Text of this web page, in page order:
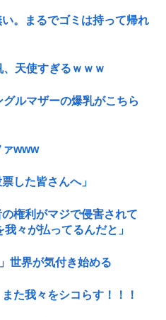
。まるでゴミは持って帰れ
、天使すぎるｗｗｗ
グルマザーの爆乳がこちら
ァwww
した皆さんへ」
権利がマジで侵害されて
々が払ってるんだと」
世界が気付き始める
た我々をシコらす！！！